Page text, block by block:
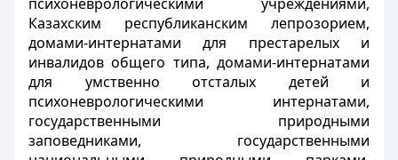
Казахским республиканским лепрозорием,
домами-интернатами для престарелых и
инвалидов общего типа, домами-интернатами
для умственно отсталых детей и
психоневрологическими интернатами,
государственными природными
заповедниками, государственными